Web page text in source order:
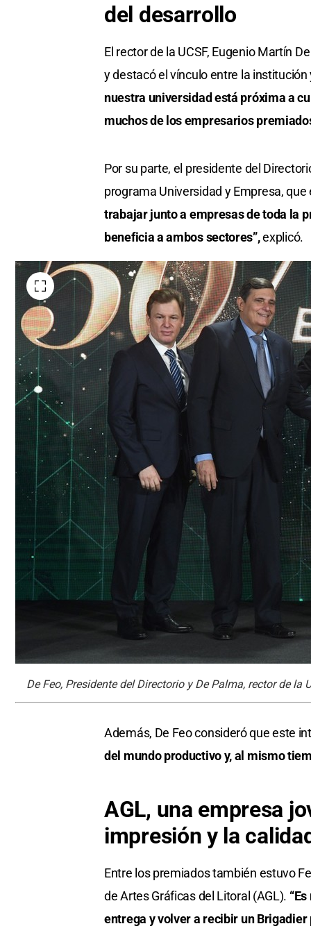
del desarrollo
El rector de la UCSF, Eugenio Martín
y destacó el vínculo entre la institución
nuestra universidad está próxima a
muchos de los empresarios
Por su parte, el presidente del
programa Universidad y Empresa,
trabajar junto a empresas de toda la
beneficia a ambos sectores”,explicó.
De Feo, Presidente del Directorio y De Palma, rector de la
Además, De Feo consideró que este
del mundo productivo y, al mismo
AGL, una empresa
impresión y la
Entre los premiados también estuvo
de Artes Gráficas del Litoral (AGL).
entrega y volver a recibir un Brigadier